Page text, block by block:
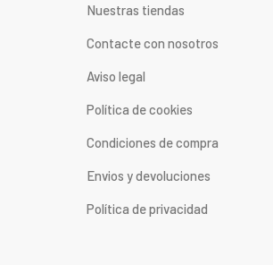
Nuestras tiendas
Contacte con nosotros
Aviso legal
Política de cookies
Condiciones de compra
Envios y devoluciones
Política de privacidad